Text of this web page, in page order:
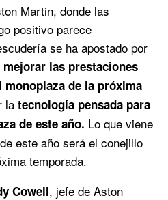
Martin, donde las
positivo parece
se ha apostado por
las prestaciones
de la próxima
la tecnología pensada para
de este año. Lo que viene
este año será el conejillo
temporada.
Cowell, jefe de Aston